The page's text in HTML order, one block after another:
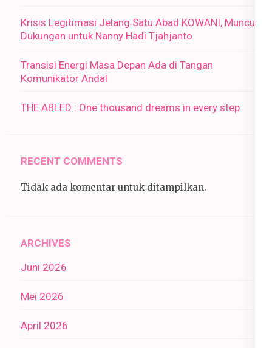
Krisis Legitimasi Jelang Satu Abad KOWANI, Muncul
Dukungan untuk Nanny Hadi Tjahjanto
Transisi Energi Masa Depan Ada di Tangan
Komunikator Andal
THE ABLED : One thousand dreams in every step
RECENT COMMENTS
Tidak ada komentar untuk ditampilkan.
ARCHIVES
Juni 2026
Mei 2026
April 2026